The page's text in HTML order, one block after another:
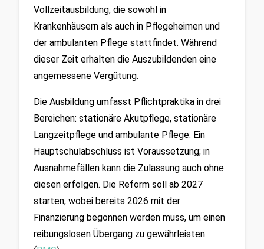
Vollzeitausbildung, die sowohl in
Krankenhäusern als auch in Pflegeheimen und
der ambulanten Pflege stattfindet. Während
dieser Zeit erhalten die Auszubildenden eine
angemessene Vergütung.
Die Ausbildung umfasst Pflichtpraktika in drei
Bereichen: stationäre Akutpflege, stationäre
Langzeitpflege und ambulante Pflege. Ein
Hauptschulabschluss ist Voraussetzung; in
Ausnahmefällen kann die Zulassung auch ohne
diesen erfolgen. Die Reform soll ab 2027
starten, wobei bereits 2026 mit der
Finanzierung begonnen werden muss, um einen
reibungslosen Übergang zu gewährleisten